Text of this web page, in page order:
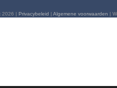
2026 | Privacybeleid | Algemene voorwaarden |